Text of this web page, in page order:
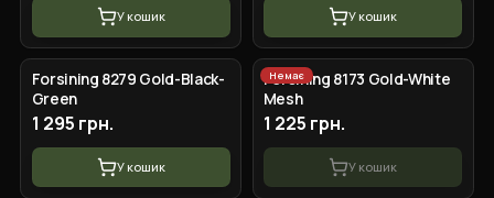
У кошик У кошик
Forsining 8279 Gold-Black-
Green
1 295 грн.
У кошик
Немає
Forsining 8173 Gold-White
Mesh
1 225 грн.
У кошик